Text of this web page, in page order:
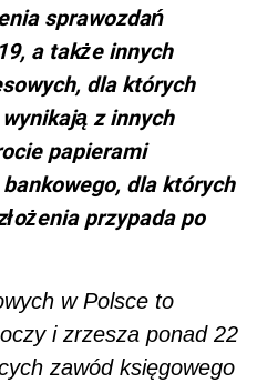
sprawozdań
a także innych
dla których
z innych
papierami
dla których
przypada po
w Polsce to
i zrzesza ponad 22
zawód księgowego